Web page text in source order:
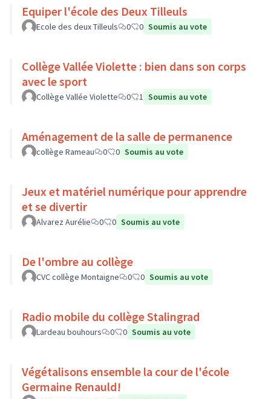
Equiper l'école des Deux Tilleuls
Ecole des deux Tilleuls 0 0 Soumis au vote
Collège Vallée Violette : bien dans son corps
avec le sport
Collège Vallée Violette 0 1 Soumis au vote
Aménagement de la salle de permanence
collège Rameau 0 0 Soumis au vote
Jeux et matériel numérique pour apprendre
et se divertir
Alvarez Aurélie 0 0 Soumis au vote
De l'ombre au collège
CVC collège Montaigne 0 0 Soumis au vote
Radio mobile du collège Stalingrad
Lardeau bouhours 0 0 Soumis au vote
Végétalisons ensemble la cour de l'école
Germaine Renauld!